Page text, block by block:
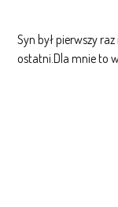
Syn był pierwszy
ostatni.Dla mnie to